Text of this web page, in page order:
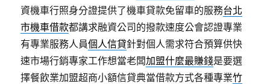
資機車行照身分證提供了機車貸款免留車的服務台北
市機車借款都講求融資公司的撥款速度公會認證專業
有專業服務人員個人信貸針對個人需求符合預算供快
速市場行銷專家工作想當老闆加盟什麼最賺錢是要選
擇餐飲業加盟超商小額信貸典當借款方式各種專業竹